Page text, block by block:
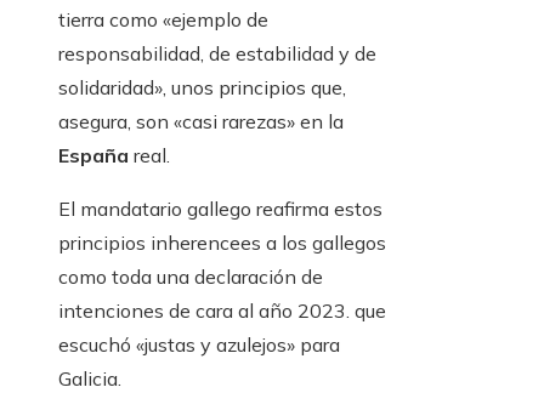
tierra como «ejemplo de
responsabilidad, de estabilidad y de
solidaridad», unos principios que,
asegura, son «casi rarezas» en la
España real.
El mandatario gallego reafirma estos
principios inherencees a los gallegos
como toda una declaración de
intenciones de cara al año 2023. que
escuchó «justas y azulejos» para
Galicia.